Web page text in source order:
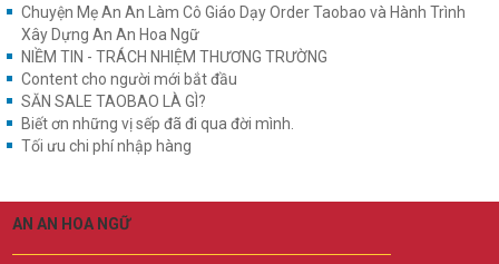
Chuyện Mẹ An An Làm Cô Giáo Dạy Order Taobao và Hành Trình
Xây Dựng An An Hoa Ngữ
NIỀM TIN - TRÁCH NHIỆM THƯƠNG TRƯỜNG
Content cho người mới bắt đầu
SĂN SALE TAOBAO LÀ GÌ?
Biết ơn những vị sếp đã đi qua đời mình.
Tối ưu chi phí nhập hàng
AN AN HOA NGỮ